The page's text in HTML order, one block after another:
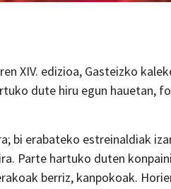
XIV. edizioa, Gasteizko
dute hiru egun hauetan,
bi erabateko estreinaldiak
Parte hartuko duten
berriz, kanpokoak.